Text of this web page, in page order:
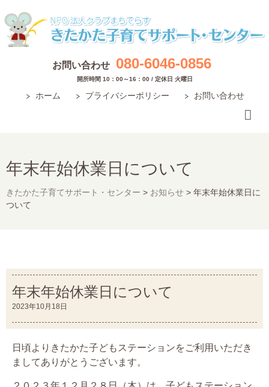
お問い合わせ 080-6046-0856
開所時間 10：00～16：00 / 定休日 火曜日
ホーム プライバシーポリシー お問い合わせ
年末年始休業日について
きたかた子育てサポート・センター > お知らせ > 年末年始休業日に
ついて
年末年始休業日について
2023年10月18日
日頃よりきたかた子どもステーションをご利用いただき
ましてありがとうございます。